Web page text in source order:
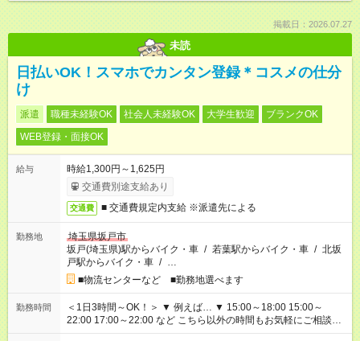
掲載日：2026.07.27
未読
日払いOK！スマホでカンタン登録＊コスメの仕分
け
派遣 職種未経験OK 社会人未経験OK 大学生歓迎
ブランクOK
WEB登録・面接OK
給与
時給1,300円～1,625円
交通費別途支給あり
交通費 ■ 交通費規定内支給 ※派遣先による
勤務地
埼玉県坂戸市
坂戸(埼玉県)駅からバイク・車 / 若葉駅からバイク・車 / 北坂
戸駅からバイク・車 / …
■物流センターなど ■勤務地選べます
勤務時間
＜1日3時間～OK！＞ ▼ 例えば… ▼ 15:00～18:00 15:00～
22:00 17:00～22:00 など こちら以外の時間もお気軽にご相談く
ださい！